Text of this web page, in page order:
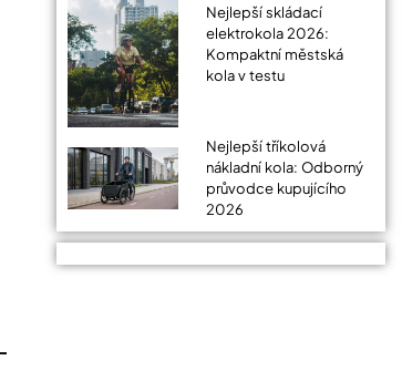
Nejlepší skládací
elektrokola 2026:
Kompaktní městská
kola v testu
Nejlepší tříkolová
nákladní kola: Odborný
průvodce kupujícího
2026